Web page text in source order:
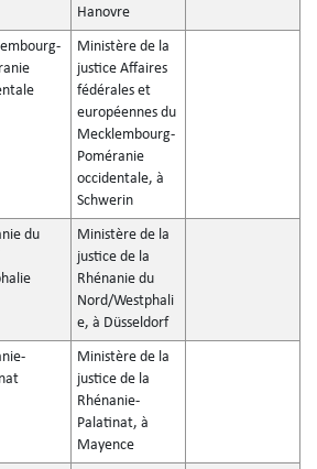
Hanovre
Ministère de la
justice Affaires
fédérales et
européennes du
Mecklembourg-
Poméranie
occidentale, à
Schwerin
du
Ministère de la
justice de la
Rhénanie du
Nord/Westphali
e, à Düsseldorf
Ministère de la
justice de la
Rhénanie-
Palatinat, à
Mayence